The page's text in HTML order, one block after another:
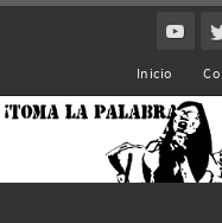
Inicio